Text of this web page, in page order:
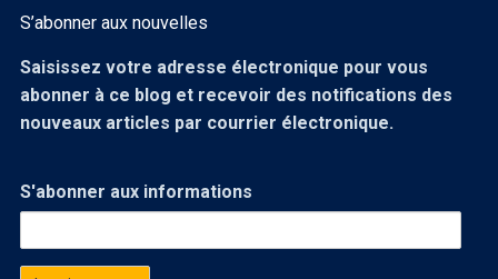
S’abonner aux nouvelles
Saisissez votre adresse électronique pour vous
abonner à ce blog et recevoir des notifications des
nouveaux articles par courrier électronique.
S'abonner aux informations